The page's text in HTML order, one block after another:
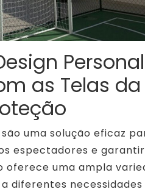
as Telas da
uma solução eficaz
espectadores e
oferece uma ampla
diferentes